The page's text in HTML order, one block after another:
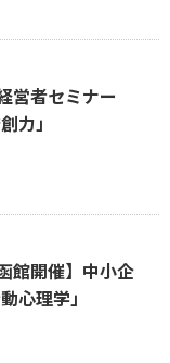
営者セミナー
力」
館開催】中小企
心理学」